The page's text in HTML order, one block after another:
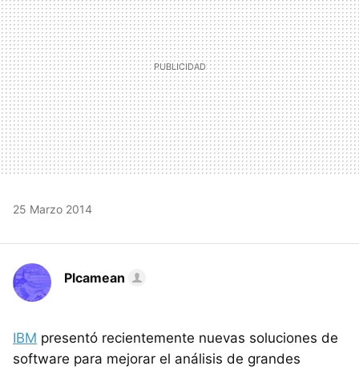
25 Marzo 2014
Plcamean
IBM presentó recientemente nuevas soluciones de
software para mejorar el análisis de grandes